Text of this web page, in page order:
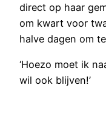
direct op haar
om kwart voor
halve dagen om
‘Hoezo moet ik
wil ook blijven!’